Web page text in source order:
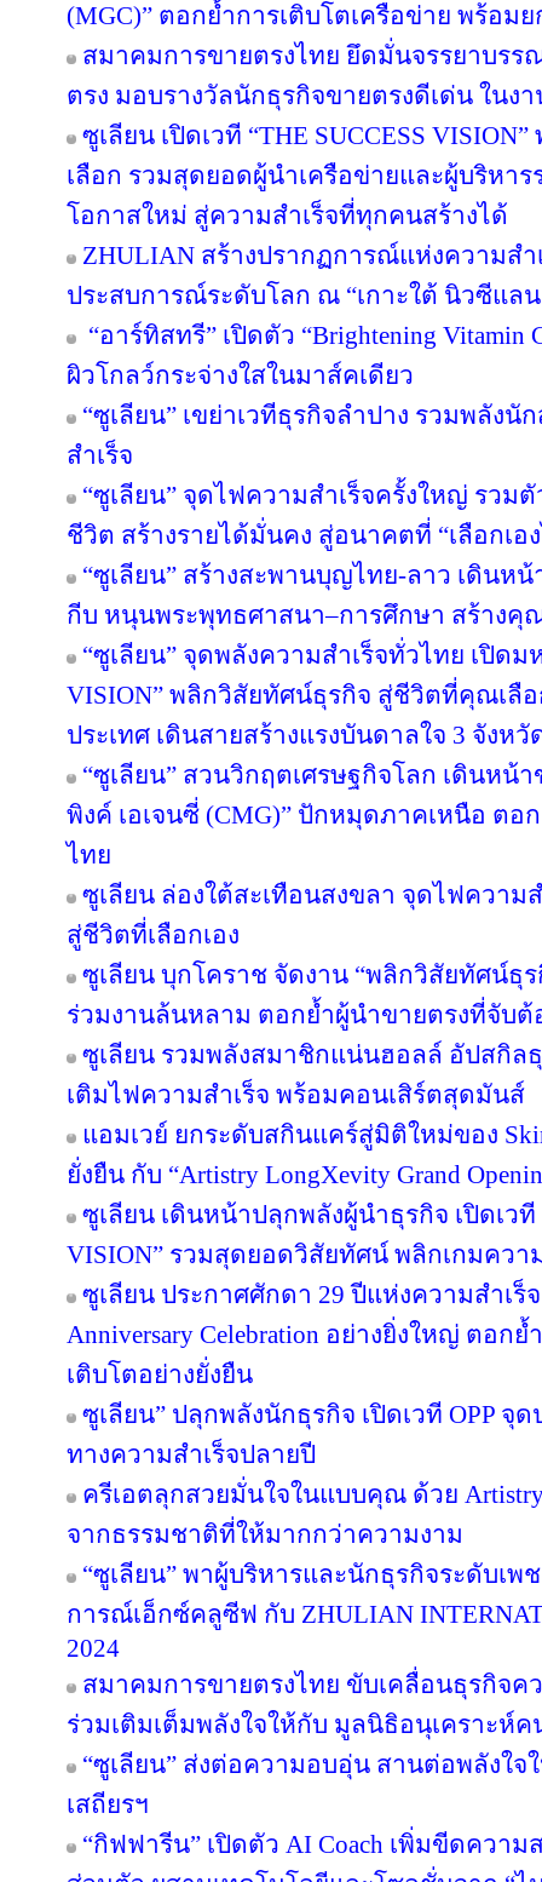
(MGC)” ตอกย้ำการเติบโตเครือข่าย พร้อ
สมาคมการขายตรงไทย ยึดมั่นจรรยาบรร
ตรง มอบรางวัลนักธุรกิจขายตรงดีเด่น ในงา
ซูเลียน เปิดเวที “THE SUCCESS
เลือก รวมสุดยอดผู้นำเครือข่ายและผู้บริหา
โอกาสใหม่ สู่ความสำเร็จที่ทุกคนสร้างได้
ZHULIAN สร้างปรากฏการณ์แห่งความสำ
ประสบการณ์ระดับโลก ณ “เกาะใต้ นิวซีแล
“อาร์ทิสทรี” เปิดตัว “Brightening Vitamin
ผิวโกลว์กระจ่างใสในมาส์คเดียว
“ซูเลียน” เขย่าเวทีธุรกิจลำปาง รวมพลัง
สำเร็จ
“ซูเลียน” จุดไฟความสำเร็จครั้งใหญ่ รว
ชีวิต สร้างรายได้มั่นคง สู่อนาคตที่ “เลือกเอ
“ซูเลียน” สร้างสะพานบุญไทย-ลาว เดินห
กีบ หนุนพระพุทธศาสนา–การศึกษา สร้างคุ
“ซูเลียน” จุดพลังความสำเร็จทั่วไทย เปิดม
VISION” พลิกวิสัยทัศน์ธุรกิจ สู่ชีวิตที่คุณเลื
ประเทศ เดินสายสร้างแรงบันดาลใจ 3 จังห
“ซูเลียน” สวนวิกฤตเศรษฐกิจโลก เดินหน้
พิงค์ เอเจนซี่ (CMG)” ปักหมุดภาคเหนือ ตอ
ไทย
ซูเลียน ล่องใต้สะเทือนสงขลา จุดไฟความ
สู่ชีวิตที่เลือกเอง
ซูเลียน บุกโคราช จัดงาน “พลิกวิสัยทัศน์ธุ
ร่วมงานล้นหลาม ตอกย้ำผู้นำขายตรงที่จับต้
ซูเลียน รวมพลังสมาชิกแน่นฮอลล์ อัปสกิ
เติมไฟความสำเร็จ พร้อมคอนเสิร์ตสุดมันส์
แอมเวย์ ยกระดับสกินแคร์สู่มิติใหม่ของ
ยั่งยืน กับ “Artistry LongXevity Grand
ซูเลียน เดินหน้าปลุกพลังผู้นำธุรกิจ เปิดเวที
VISION” รวมสุดยอดวิสัยทัศน์ พลิกเกมคว
ซูเลียน ประกาศศักดา 29 ปีแห่งความสำเร็
Anniversary Celebration อย่างยิ่งใหญ่ ตอก
เติบโตอย่างยั่งยืน
ซูเลียน” ปลุกพลังนักธุรกิจ เปิดเวที OPP จุ
ทางความสำเร็จปลายปี
ครีเอตลุกสวยมั่นใจในแบบคุณ ด้วย
จากธรรมชาติที่ให้มากกว่าความงาม
“ซูเลียน” พาผู้บริหารและนักธุรกิจระดับเ
การณ์เอ็กซ์คลูซีฟ กับ ZHULIAN
2024
สมาคมการขายตรงไทย ขับเคลื่อนธุรกิจ
ร่วมเติมเต็มพลังใจให้กับ มูลนิธิอนุเคราะห์ค
“ซูเลียน” ส่งต่อความอบอุ่น สานต่อพลังใจใ
เสถียรฯ
“กิฟฟารีน” เปิดตัว AI Coach เพิ่มขีดควา